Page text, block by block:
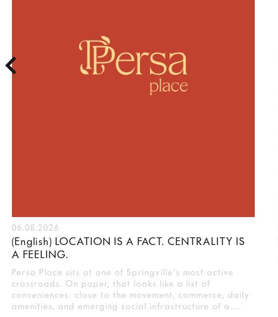
06.08.2026
(English) LOCATION IS A FACT. CENTRALITY IS
A FEELING.
Persa Place sits at one of Springville's most active
crossroads. On paper, that looks like a list of
conveniences: close to the movement, commerce, daily
amenities, and emerging social infrastructure of a…